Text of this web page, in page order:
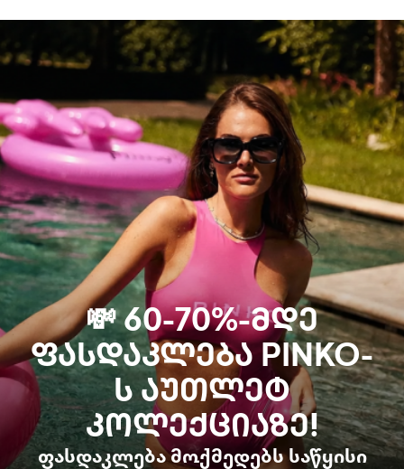
💸 60-70%-ᲛᲓᲔ
ᲤᲐᲡᲓᲐᲙᲚᲔᲑᲐ PINKO-
Ს ᲐᲣᲗᲚᲔᲢ
ᲙᲝᲚᲔᲥᲪᲘᲐᲖᲔ!
ფასდაკლება მოქმედებს საწყისი